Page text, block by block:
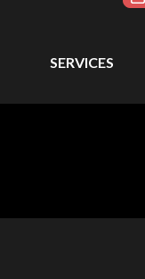
SERVICES